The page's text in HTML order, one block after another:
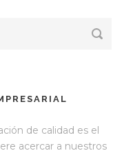
de calidad es el
acercar a nuestros